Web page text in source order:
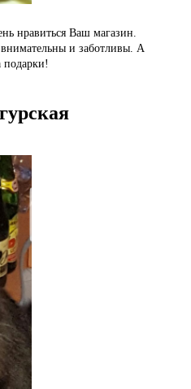
нравиться Ваш магазин.
и заботливы. А
подарки!